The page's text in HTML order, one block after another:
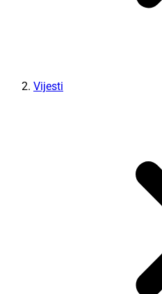
Vijesti